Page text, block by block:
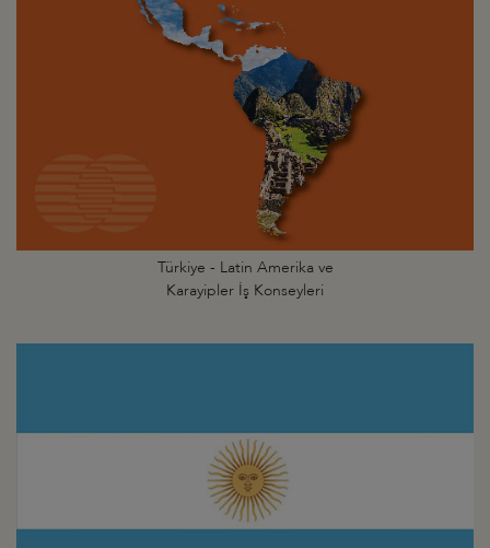
Türkiye - Latin Amerika ve
Karayipler İş Konseyleri